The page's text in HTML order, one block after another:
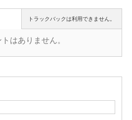
トラックバックは利用できません。
はありません。